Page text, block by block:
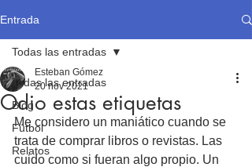
Entrada
Todas las entradas
Blog
Fútbol
Relatos
Todas las entradas
Odio estas etiquetas
Esteban Gómez
20 nov 2021
Me considero un maniático cuando se
trata de comprar libros o revistas. Las
cuido como si fueran algo propio. Un